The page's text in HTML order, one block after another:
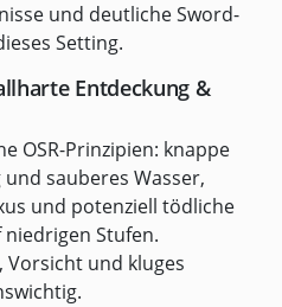
und deutliche Sword-
Setting.
Entdeckung &
OSR-Prinzipien: knappe
sauberes Wasser,
und potenziell tödliche
Stufen.
und kluges